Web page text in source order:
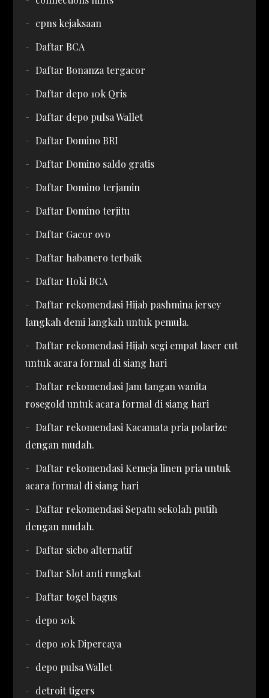
cpns kejaksaan
Daftar BCA
Daftar Bonanza tergacor
Daftar depo 10k Qris
Daftar depo pulsa Wallet
Daftar Domino BRI
Daftar Domino saldo gratis
Daftar Domino terjamin
Daftar Domino terjitu
Daftar Gacor ovo
Daftar habanero terbaik
Daftar Hoki BCA
Daftar rekomendasi Hijab pashmina jersey
langkah demi langkah untuk pemula.
Daftar rekomendasi Hijab segi empat laser cut
untuk acara formal di siang hari
Daftar rekomendasi Jam tangan wanita
rosegold untuk acara formal di siang hari
Daftar rekomendasi Kacamata pria polarize
dengan mudah.
Daftar rekomendasi Kemeja linen pria untuk
acara formal di siang hari
Daftar rekomendasi Sepatu sekolah putih
dengan mudah.
Daftar sicbo alternatif
Daftar Slot anti rungkat
Daftar togel bagus
depo 10k
depo 10k Dipercaya
depo pulsa Wallet
detroit tigers